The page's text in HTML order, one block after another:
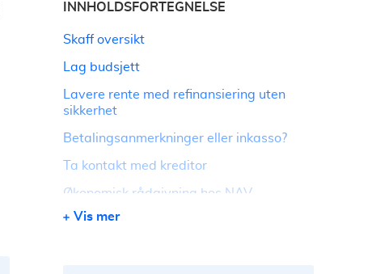
INNHOLDSFORTEGNELSE
Skaff oversikt
Lag budsjett
Lavere rente med refinansiering uten
sikkerhet
Betalingsanmerkninger eller inkasso?
Ta kontakt med kreditor
Økonomisk rådgivning hos NAV
Er det mulig å få slettet gjeld?
Vis mer